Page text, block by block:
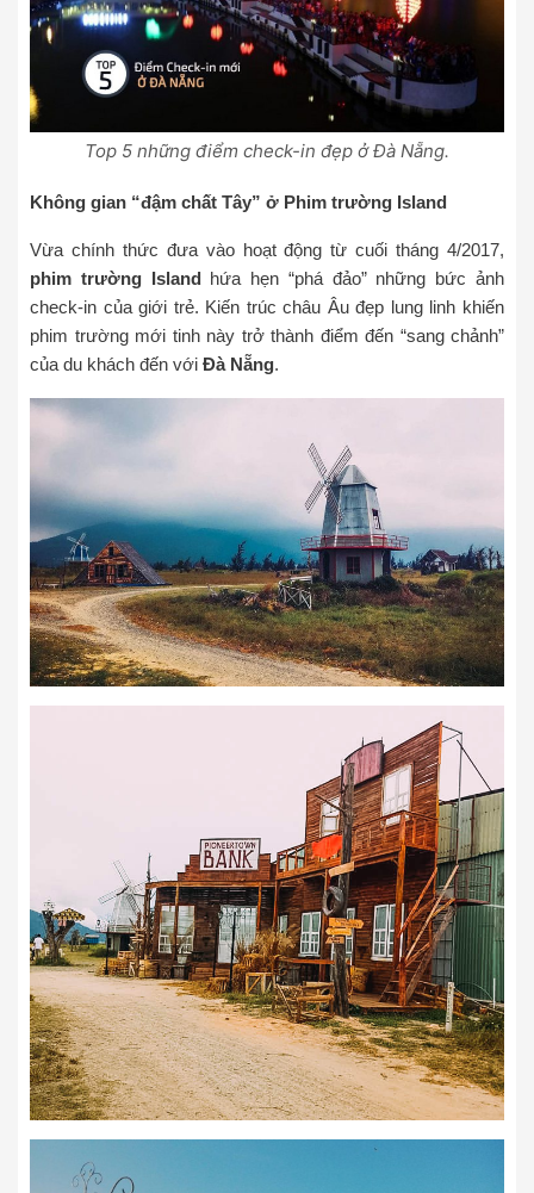
Top 5 những điểm check-in đẹp ở Đà Nẵng.
Không gian “đậm chất Tây” ở Phim trường Island
Vừa chính thức đưa vào hoạt động từ cuối tháng 4/2017,
phim trường Island hứa hẹn “phá đảo” những bức ảnh
check-in của giới trẻ. Kiến trúc châu Âu đẹp lung linh khiến
phim trường mới tinh này trở thành điểm đến “sang chảnh”
của du khách đến với Đà Nẵng.